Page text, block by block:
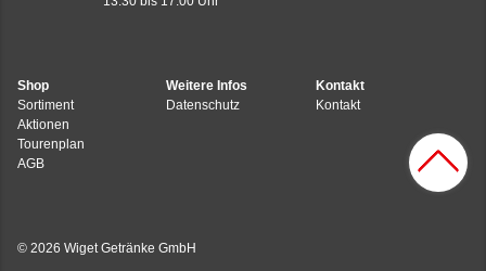
Shop
Sortiment
Aktionen
Tourenplan
AGB
Weitere Infos
Datenschutz
Kontakt
Kontakt
© 2026 Wiget Getränke GmbH